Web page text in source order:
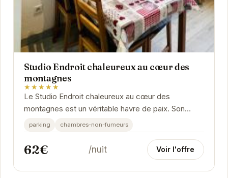
Studio Endroit chaleureux au cœur des
montagnes
★★★★★
Le Studio Endroit chaleureux au cœur des
montagnes est un véritable havre de paix. Son
emplacement privilégié à Argelès-Gazost offre un
accès...
parking chambres-non-fumeurs
62€ /nuit Voir l'offre